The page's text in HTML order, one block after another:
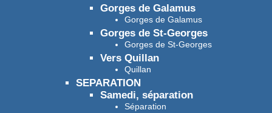
Gorges de Galamus
Gorges de Galamus
Gorges de St-Georges
Gorges de St-Georges
Vers Quillan
Quillan
SEPARATION
Samedi, séparation
Séparation